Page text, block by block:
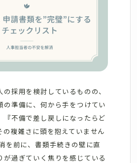
の採用を検討しているものの、
の準備に、何から手をつけてい
『不備で差し戻しになったらど
の複雑さに頭を抱えていません
を前に、書類手続きの壁に直
が過ぎていく焦りを感じている